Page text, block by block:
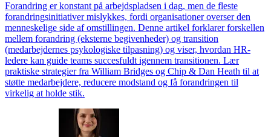
Forandring er konstant på arbejdspladsen i dag, men de fleste
forandringsinitiativer mislykkes, fordi organisationer overser den
menneskelige side af omstillingen. Denne artikel forklarer forskellen
mellem forandring (eksterne begivenheder) og transition
(medarbejdernes psykologiske tilpasning) og viser, hvordan HR-
ledere kan guide teams succesfuldt igennem transitionen. Lær
praktiske strategier fra William Bridges og Chip & Dan Heath til at
støtte medarbejdere, reducere modstand og få forandringen til
virkelig at holde stik.